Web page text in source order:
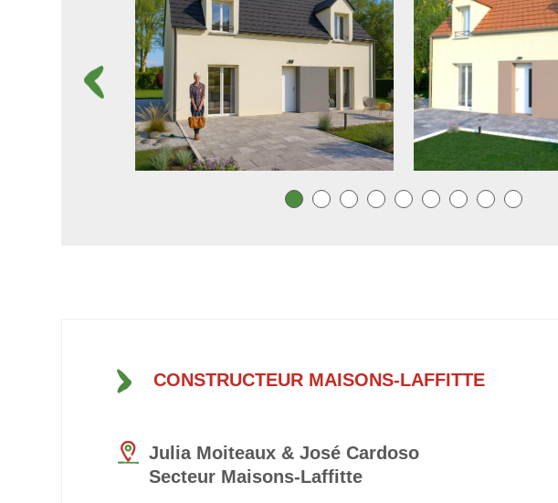
CONSTRUCTEUR MAISONS-LAFFITTE
Julia Moiteaux & José Cardoso
Secteur Maisons-Laffitte